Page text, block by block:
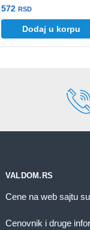
572RSD
Dodaj u korpu
VALDOM.RS
Cene na web sajtu
Cenovnik i druge